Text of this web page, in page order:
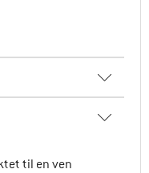
til en ven